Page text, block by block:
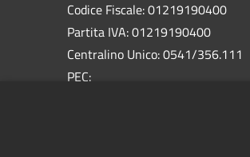
Codice Fiscale: 01219190400
Partita IVA: 01219190400
Centralino Unico: 0541/356.111
PEC: